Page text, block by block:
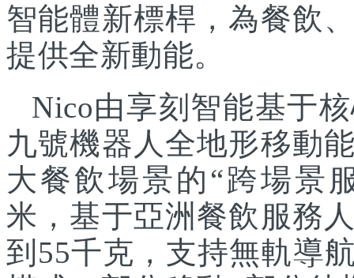
智能體新標桿，為餐飲
提供全新動能。
Nico由享刻智能基于
九號機器人全地形移動
大餐飲場景的“跨場景
米，基于亞洲餐飲服務
到55千克，支持無軌導